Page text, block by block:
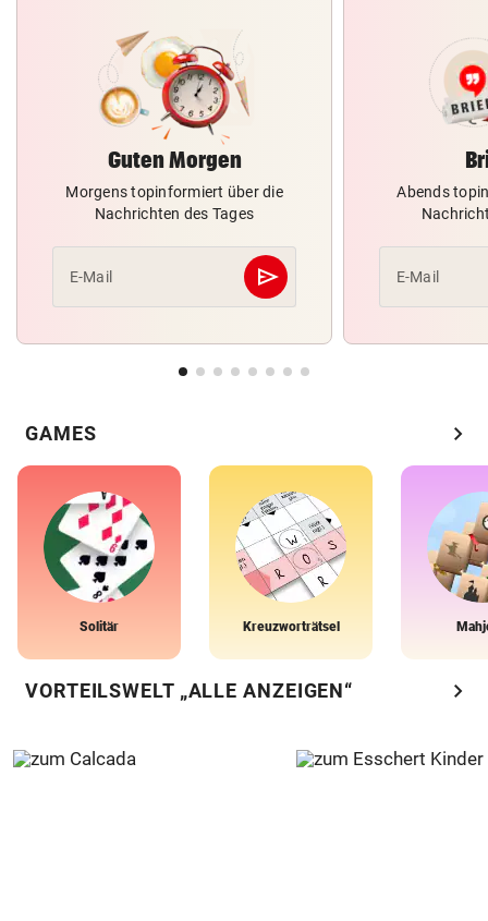
Guten Morgen
Morgens topinformiert über die
Nachrichten des Tages
E-Mail send
Abschicken
Abends
E-Mail
GAMES chevron_right
Solitär Kreuzworträtsel
VORTEILSWELT „ALLE ANZEIGEN“ chevron_right